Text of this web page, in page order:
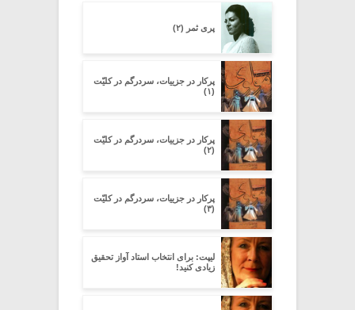
پری ثمر (۲)
پرکار در جزییات، سردرگم در کلیّت
(۱)
پرکار در جزییات، سردرگم در کلیّت
(۲)
پرکار در جزییات، سردرگم در کلیّت
(۳)
لیپت: برای انتخاب استاد آواز تحقیق
زیادی کنید!